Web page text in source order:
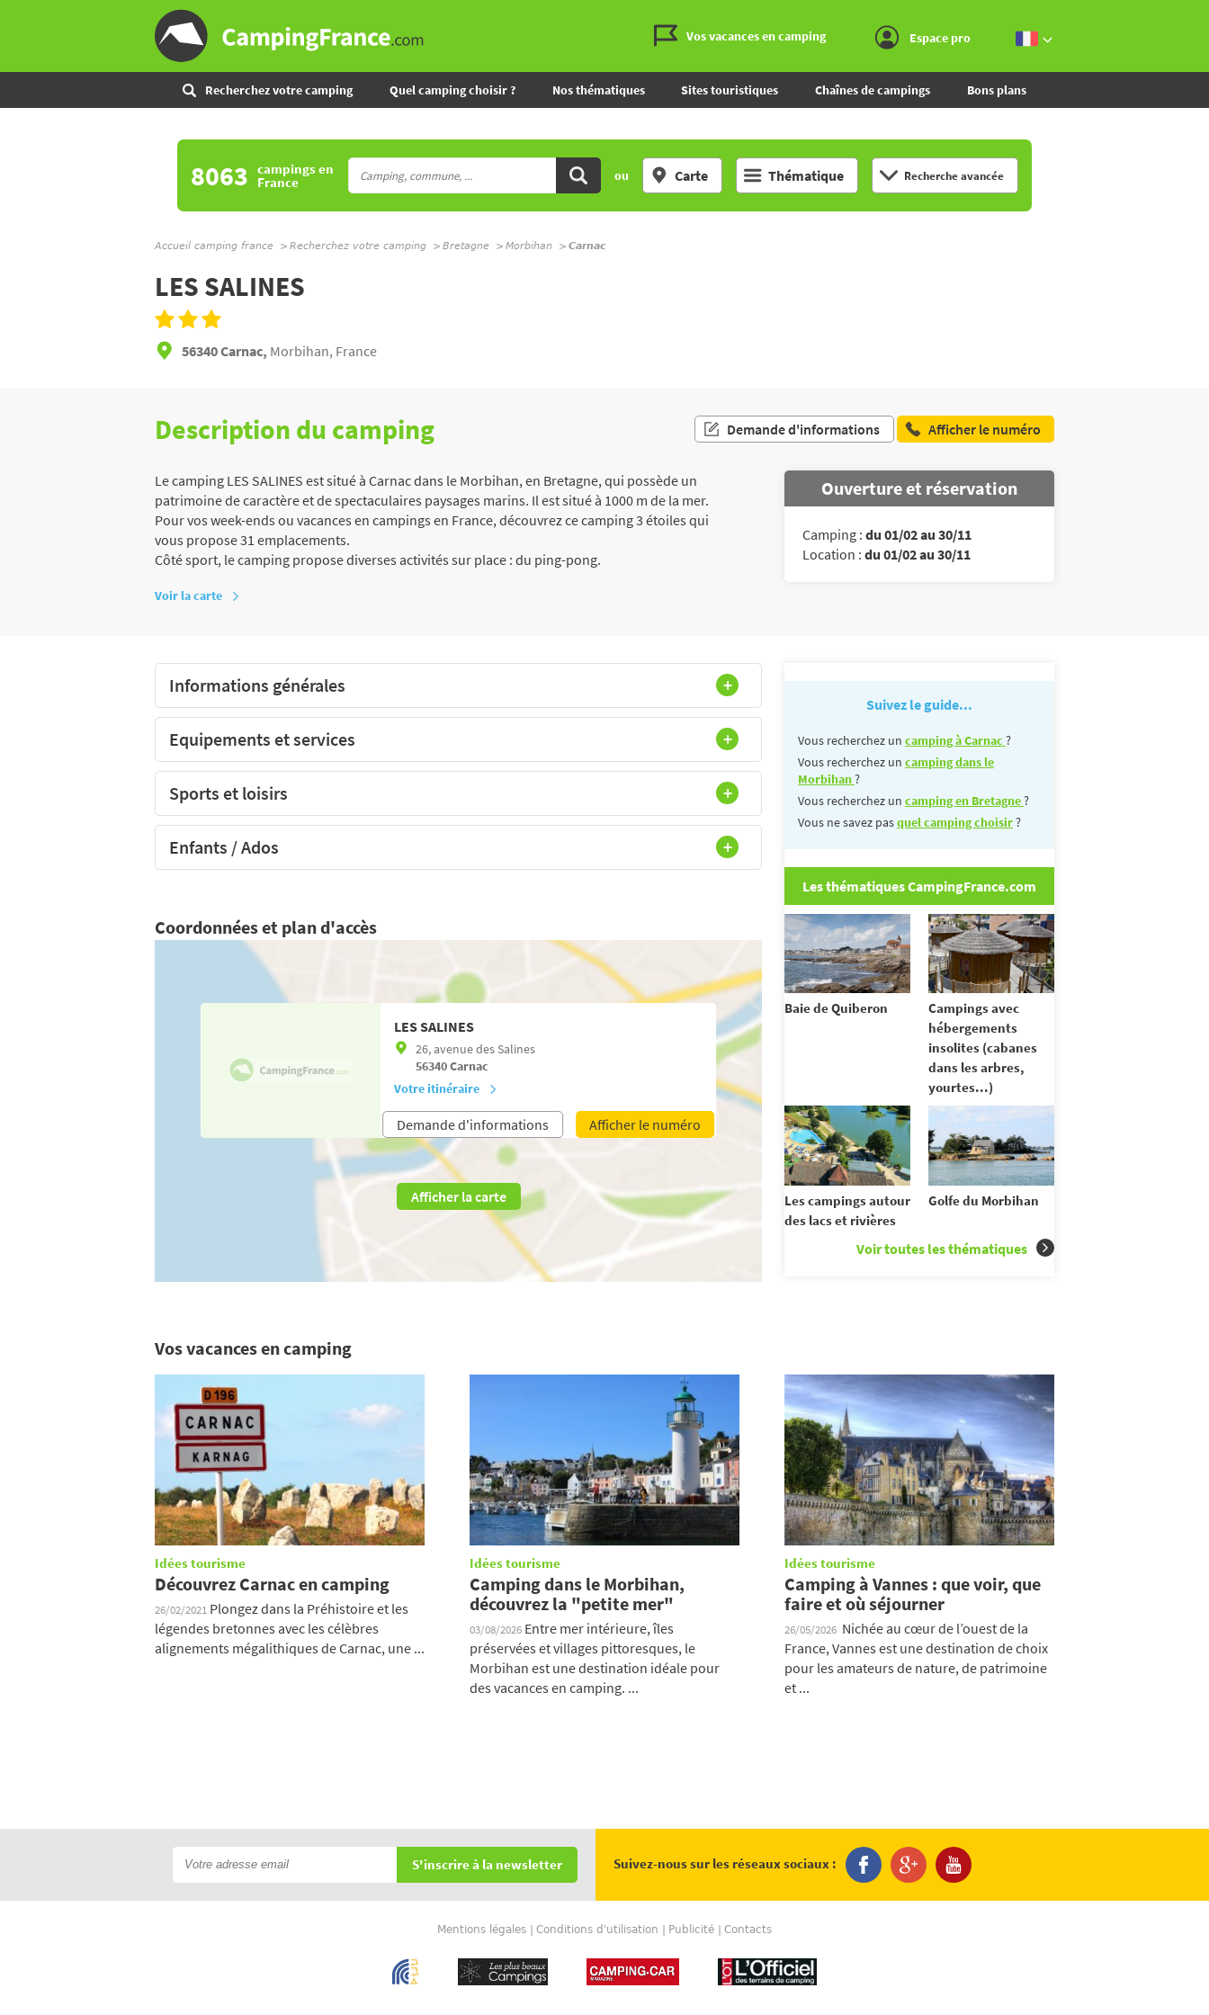
Vos vacances en camping Espace pro
Recherchez votre camping Quel camping choisir ? Nos thématiques Sites touristiques Chaînes de campings Bons plans
8063 campingsen
France ou Carte Thématique Recherche avancée
Accueil camping france Recherchez votre camping Bretagne Morbihan Carnac
LES SALINES
56340 Carnac, Morbihan, France
Description du camping Demande d'informations Afficher le numéro
Le camping LES SALINES est situé à Carnac dans le Morbihan, en Bretagne, qui possède un
patrimoine de caractère et de spectaculaires paysages marins. Il est situé à 1000 m de la mer.
Pour vos week-ends ou vacances en campings en France, découvrez ce camping 3 étoiles qui
vous propose 31 emplacements.
Côté sport, le camping propose diverses activités sur place : du ping-pong.
Ouverture et réservation
Camping : du 01/02 au 30/11
Location : du 01/02 au 30/11
Voir la carte
Informations générales
Equipements et services
Sports et loisirs
Enfants / Ados
Coordonnées et plan d'accès
LES SALINES
26, avenue des Salines
56340Carnac
Votre itinéraire
Demande d'informations Afficher le numéro
Afficher la carte
Suivez le guide...
Vous recherchez un camping à Carnac ?
Vous recherchez un camping dans le
Morbihan?
Vous recherchez un camping en Bretagne?
Vous ne savez pasquel camping choisir?
Les thématiques CampingFrance.com
Baie de Quiberon
Campings avec
hébergements
insolites (cabanes
dans les arbres,
yourtes...)
Les campings autour
des lacs et rivières
Golfe du Morbihan
Voir toutes les thématiques
Vos vacances en camping
Idées tourisme
Découvrez Carnac en camping
26/02/2021 Plongez dans la Préhistoire et les
légendes bretonnes avec les célèbres
alignements mégalithiques de Carnac, une ...
Idées tourisme
Camping dans le Morbihan,
découvrez la "petite mer"
03/08/2026 Entre mer intérieure, îles
préservées et villages pittoresques, le
Morbihan est une destination idéale pour
des vacances en camping. ...
Idées tourisme
Camping à Vannes : que voir, que
faire et où séjourner
26/05/2026 Nichée au cœur de l’ouest de la
France, Vannes est une destination de choix
pour les amateurs de nature, de patrimoine
et ...
S'inscrire à la newsletter Suivez-nous sur les réseaux sociaux :
Mentions légales Conditions d'utilisation Publicité Contacts